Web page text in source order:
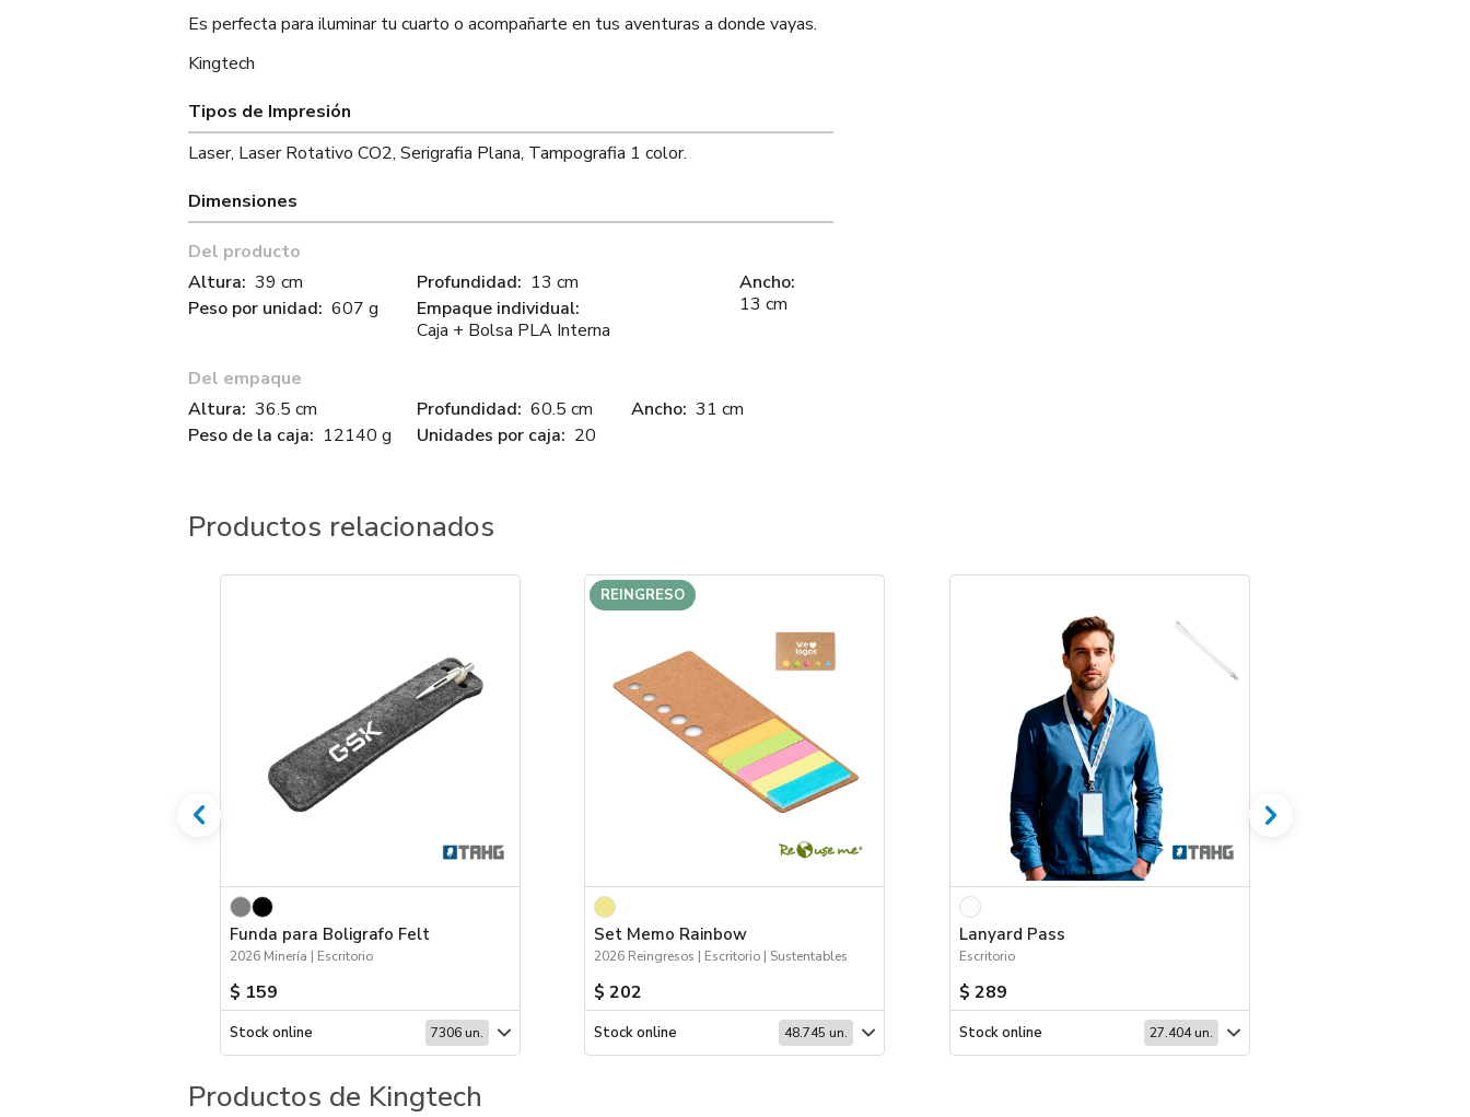
Es perfecta para iluminar tu cuarto o acompañarte en tus aventuras a donde vayas.
Kingtech
Tipos de Impresión
Laser, Laser Rotativo CO2, Serigrafia Plana, Tampografia 1 color.
Dimensiones
Del producto
Altura: 39 cm
Peso por unidad: 607 g
Profundidad: 13 cm
Empaque individual:
Caja + Bolsa PLA Interna
Ancho:
13 cm
Del empaque
Altura: 36.5 cm
Peso de la caja: 12140 g
Profundidad: 60.5 cm
Unidades por caja: 20
Ancho: 31 cm
Productos relacionados
Funda para Boligrafo Felt
2026 Minería | Escritorio
$ 159
Stock online 7306 un.
REINGRESO
Set Memo Rainbow
2026 Reingresos | Escritorio | Sustentables
$ 202
Stock online 48.745 un.
Lanyard Pass
Escritorio
$ 289
Stock online 27.404 un.
Productos de Kingtech